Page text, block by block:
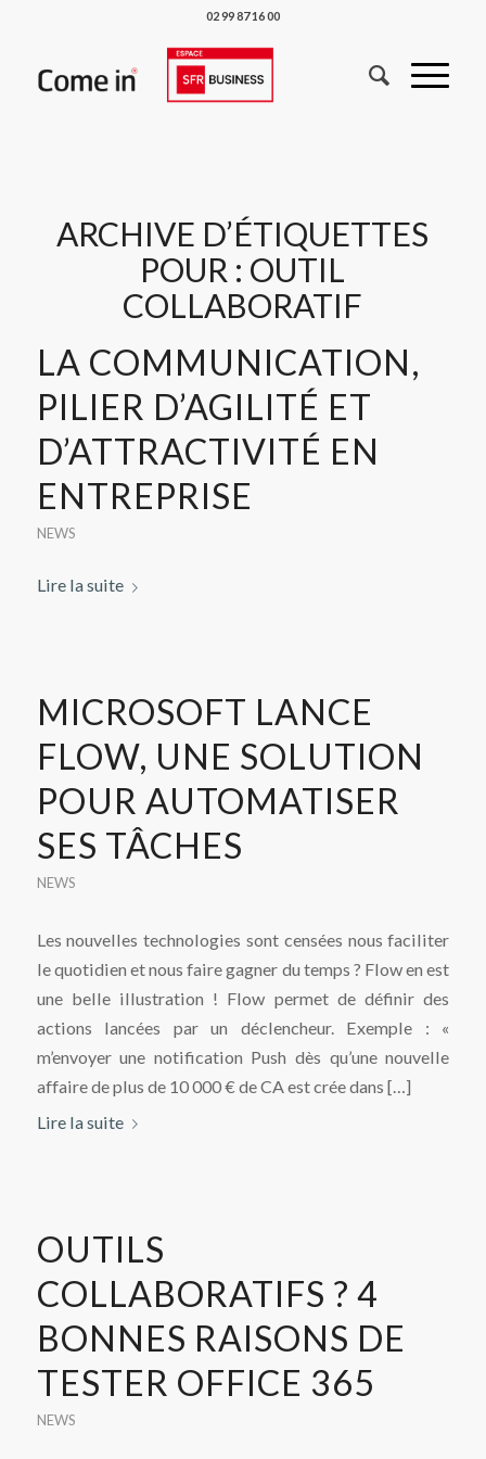
02 99 87 16 00
ARCHIVE D’ÉTIQUETTES
POUR : OUTIL
COLLABORATIF
LA COMMUNICATION,
PILIER D’AGILITÉ ET
D’ATTRACTIVITÉ EN
ENTREPRISE
NEWS
Lire la suite
MICROSOFT LANCE
FLOW, UNE SOLUTION
POUR AUTOMATISER
SES TÂCHES
NEWS
Les nouvelles technologies sont censées nous faciliter
le quotidien et nous faire gagner du temps ? Flow en est
une belle illustration ! Flow permet de définir des
actions lancées par un déclencheur. Exemple : «
m’envoyer une notification Push dès qu’une nouvelle
affaire de plus de 10 000 € de CA est crée dans […]
Lire la suite
OUTILS
COLLABORATIFS ? 4
BONNES RAISONS DE
TESTER OFFICE 365
NEWS